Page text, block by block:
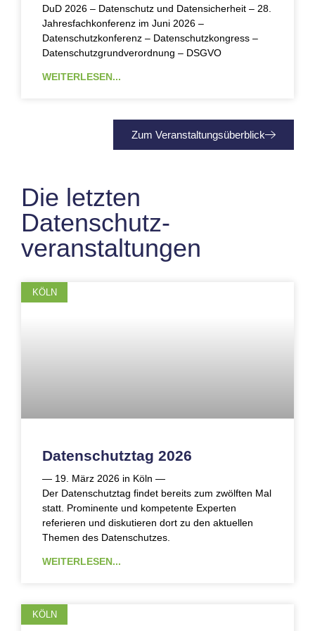
DuD 2026 – Datenschutz und Datensicherheit – 28.
Jahresfachkonferenz im Juni 2026 –
Datenschutzkonferenz – Datenschutzkongress –
Datenschutzgrundverordnung – DSGVO
WEITERLESEN...
Zum Veranstaltungsüberblick
Die letzten
Datenschutz­
veranstaltungen
KÖLN
Datenschutztag 2026
— 19. März 2026 in Köln —
Der Datenschutztag findet bereits zum zwölften Mal
statt. Prominente und kompetente Experten
referieren und diskutieren dort zu den aktuellen
Themen des Datenschutzes.
WEITERLESEN...
KÖLN